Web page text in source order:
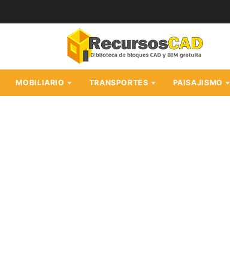
MOBILIARIO TRANSPORTES PAISAJISMO